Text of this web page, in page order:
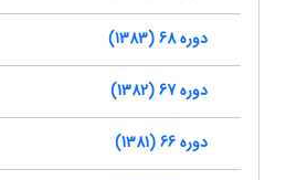
دوره 68 (1383)
دوره 67 (1382)
دوره 66 (1381)